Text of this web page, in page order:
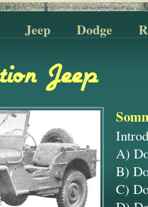
Jeep Dodge
Jeep
A)
B)
C)